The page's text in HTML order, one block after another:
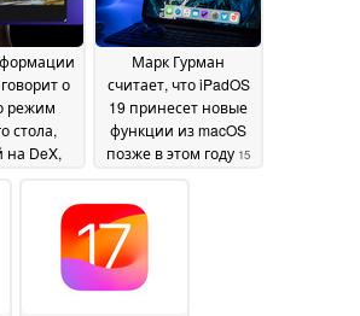
о
режим
стола,
на DeX,
-
получит
Stage
25 April 2025
Марк Гурман
считает, что iPadOS
19 принесет новые
функции из macOS
позже в этом году 15